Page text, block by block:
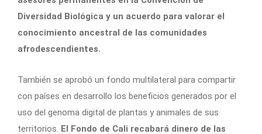
Diversidad Biológica y un acuerdo para valorar el
conocimiento ancestral de las comunidades
afrodescendientes.
También se aprobó un fondo multilateral para compartir
con países en desarrollo los beneficios generados por el
uso del genoma digital de plantas y animales de sus
territorios. El Fondo de Cali recabará dinero de las